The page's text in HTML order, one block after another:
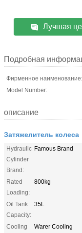
Лучшая
Подробная
Фирменное наименование:
Model Number:
описание
Затяжелитель колеса
Hydraulic
Cylinder
Brand:
Famous Brand
Rated
Loading:
800kg
Oil Tank
Capacity:
35L
Cooling
Warer Cooling